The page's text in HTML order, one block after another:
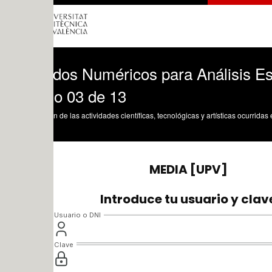
Numéricos para Análisis
03 de 13
de las actividades científicas, tecnológicas y artísticas ocurridas en los tres